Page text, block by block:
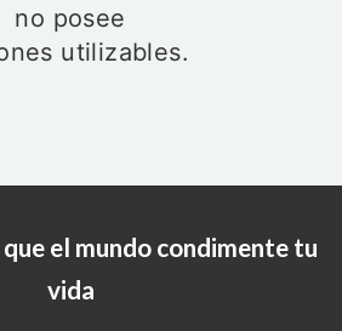
no posee
utilizables.
el mundo condimente tu
vida